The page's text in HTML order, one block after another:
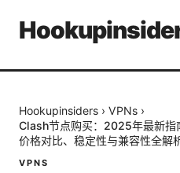
Hookupinsiders › VPNs ›
Clash节点购买：2025年最新指
价格对比、稳定性与兼容性全解
VPNS